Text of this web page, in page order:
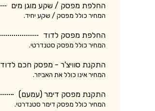
החלפת מפסק / שקע מוגן מים
המחיר כולל מפסק / שקע יחיד.
החלפת מפסק לדוד
המחיר כולל מפסק סטנדרטי.
התקנת סוויצ'ר - מפסק חכם לדוד
המחיר אינו כולל את האביזר.
התקנת מפסק דימר (עמעם)
המחיר כולל מפסק דימר סטנדרטי.